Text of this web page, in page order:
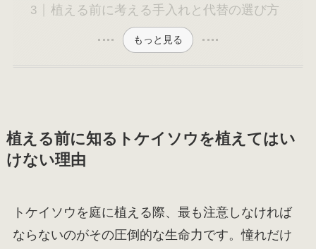
植える前に考える手入れと代替の選び方
もっと見る
植える前に知るトケイソウを植えてはい
けない理由
トケイソウを庭に植える際、最も注意しなければ
ならないのがその圧倒的な生命力です。憧れだけ